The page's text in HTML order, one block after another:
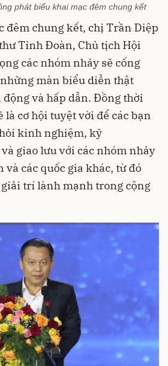
phát biểu khai mạc đêm chung kết
đêm chung kết, chị Trần Diệp
Tỉnh Đoàn, Chủ tịch Hội
các nhóm nhảy sẽ cống
màn biểu diễn thật
và hấp dẫn. Đồng thời
cơ hội tuyệt vời để các bạn
kinh nghiệm, kỹ
giao lưu với các nhóm nhảy
và các quốc gia khác, từ đó
trí lành mạnh trong cộng